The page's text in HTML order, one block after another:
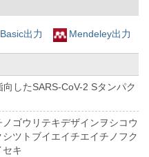
出力 Mendeley出力
したSARS-CoV-2 Sタンパク
ゴウリテキデザインヲシコウ
ツトブイエイチエイチノフク
セキ